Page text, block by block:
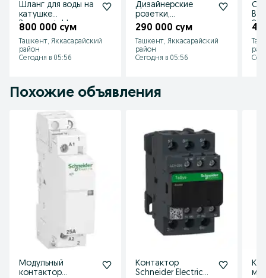
Шланг для воды на
катушке
Brennenstuhl
800 000 сум
Ташкент, Яккасарайский
район
Сегодня в 05:56
Дизайнерские
розетки,
выключатели
Bticino Living Now
(Италия)
290 000 сум
Ташкент, Яккасарайский
район
Сегодня в 05:56
Похожие объявления
Модульный
контактор
Контактор
Schneider Electric